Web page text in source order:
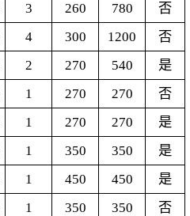
3 260 780
否
4 300 1200
否
2 270 540
是
1 270 270
否
1 270 270
是
1 350 350
是
1 450 450
是
1 350 350
否